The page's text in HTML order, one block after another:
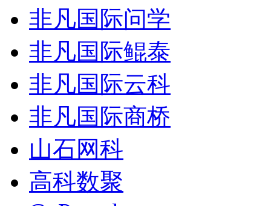
非凡国际问学
非凡国际鲲泰
非凡国际云科
非凡国际商桥
山石网科
高科数聚